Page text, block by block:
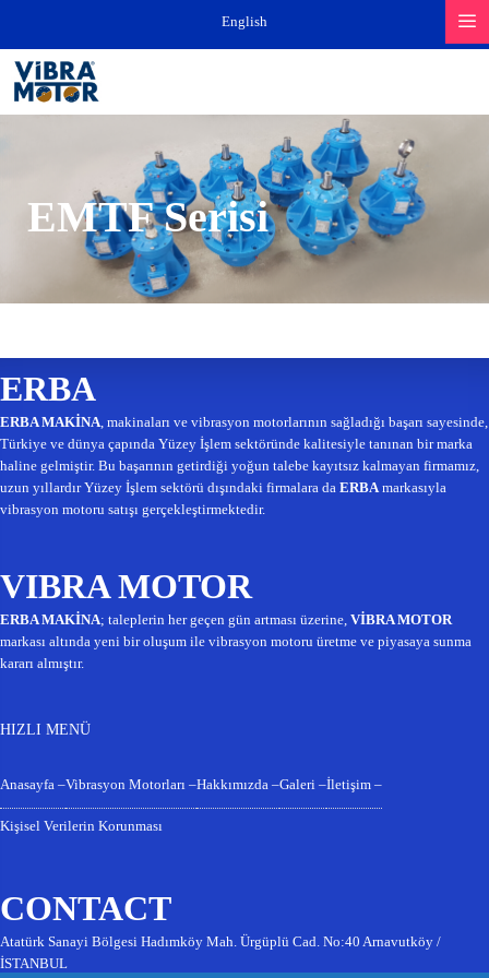
English
EMTF Serisi
ERBA
ERBA MAKİNA , makinaları ve vibrasyon motorlarının sağladığı başarı sayesinde,
Türkiye ve dünya çapında Yüzey İşlem sektöründe kalitesiyle tanınan bir marka
haline gelmiştir. Bu başarının getirdiği yoğun talebe kayıtsız kalmayan firmamız,
uzun yıllardır Yüzey İşlem sektörü dışındaki firmalara da ERBA markasıyla
vibrasyon motoru satışı gerçekleştirmektedir.
VIBRA MOTOR
ERBA MAKİNA; taleplerin her geçen gün artması üzerine, VİBRA MOTOR
markası altında yeni bir oluşum ile vibrasyon motoru üretme ve piyasaya sunma
kararı almıştır.
HIZLI MENÜ
Anasayfa –Vibrasyon Motorları –Hakkımızda –Galeri –İletişim –
Kişisel Verilerin Korunması
CONTACT
Atatürk Sanayi Bölgesi Hadımköy Mah. Ürgüplü Cad. No:40 Arnavutköy /
İSTANBUL